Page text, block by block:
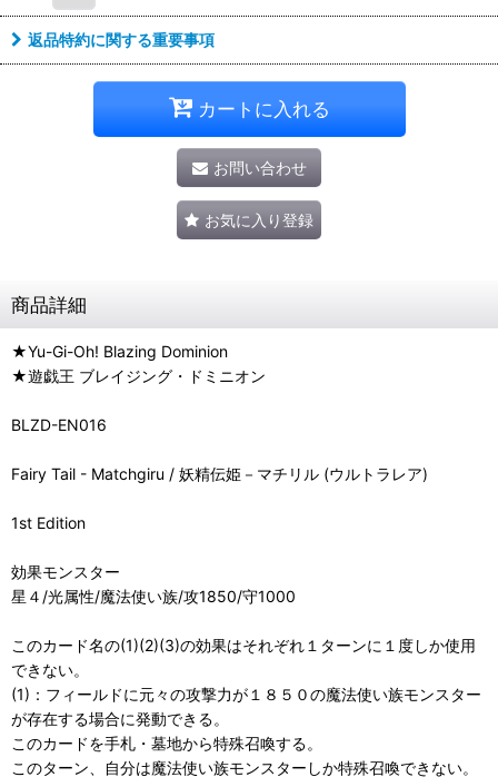
返品特約に関する重要事項
カートに入れる
お問い合わせ
お気に入り登録
商品詳細
★Yu-Gi-Oh! Blazing Dominion
★遊戯王 ブレイジング・ドミニオン
BLZD-EN016
Fairy Tail - Matchgiru / 妖精伝姫－マチリル (ウルトラレア)
1st Edition
効果モンスター
星４/光属性/魔法使い族/攻1850/守1000
このカード名の(1)(2)(3)の効果はそれぞれ１ターンに１度しか使用
できない。
(1)：フィールドに元々の攻撃力が１８５０の魔法使い族モンスター
が存在する場合に発動できる。
このカードを手札・墓地から特殊召喚する。
このターン、自分は魔法使い族モンスターしか特殊召喚できない。